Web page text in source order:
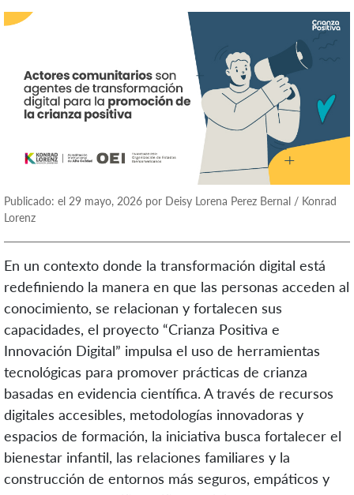
Publicado: el 29 mayo, 2026 por Deisy Lorena Perez Bernal / Konrad
Lorenz
En un contexto donde la transformación digital está
redefiniendo la manera en que las personas acceden al
conocimiento, se relacionan y fortalecen sus
capacidades, el proyecto “Crianza Positiva e
Innovación Digital” impulsa el uso de herramientas
tecnológicas para promover prácticas de crianza
basadas en evidencia científica. A través de recursos
digitales accesibles, metodologías innovadoras y
espacios de formación, la iniciativa busca fortalecer el
bienestar infantil, las relaciones familiares y la
construcción de entornos más seguros, empáticos y